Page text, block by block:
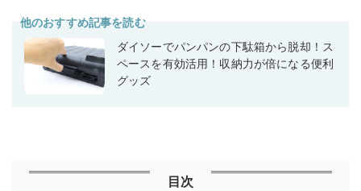
他のおすすめ記事を読む
ダイソーでパンパンの下駄箱から脱却！ス
ペースを有効活用！収納力が倍になる便利
グッズ
目次